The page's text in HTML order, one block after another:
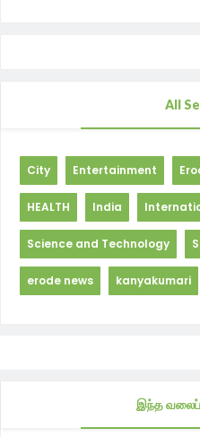
All
City Entertainment
HEALTH India
Science and Technology
erode news kanyakumari
இந்த